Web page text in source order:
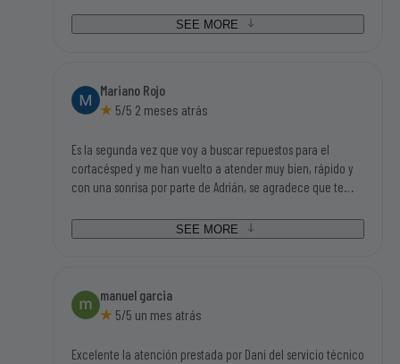
chico que me atendió, me ayudo en todas mis dudas y me
asesoró fenomenal. Además de un trato magnifico. Sin duda,
SEE MORE
Mariano Rojo
5/5 2 meses atrás
Es la segunda vez que voy a buscar repuestos para el
cortacésped y me han vuelto a atender muy bien, rápido y
con una sonrisa por parte de Adrián, se agradece que te
tenían todo lo que iba buscando así que tengo que darle mi
enhorabuena a ésta empresa.
SEE MORE
manuel garcia
5/5 un mes atrás
Excelente la atención prestada por Dani del servicio técnico